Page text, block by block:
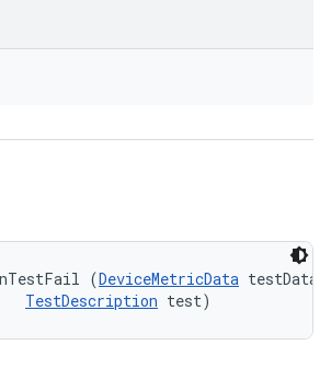
(DeviceMetricData
TestDescription test)